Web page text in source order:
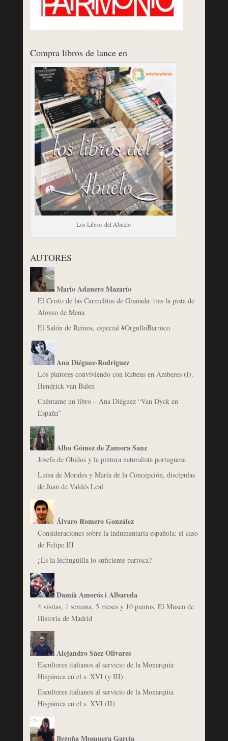
Compra libros de lance en
Los Libros del Abuelo
AUTORES
Mario Adanero Mazarío
El Cristo de las Carmelitas de Granada: tras la pista de
Alonso de Mena
El Salón de Reinos, especial #OrgulloBarroco
Ana Diéguez-Rodríguez
Los pintores conviviendo con Rubens en Amberes (I).
Hendrick van Balen
Cuéntame un libro – Ana Diéguez “Van Dyck en
España”
Alba Gómez de Zamora Sanz
Josefa de Óbidos y la pintura naturalista portuguesa
Luisa de Morales y María de la Concepción, discípulas
de Juan de Valdés Leal
Álvaro Romero González
Consideraciones sobre la indumentaria española: el caso
de Felipe III
¿Es la lechuguilla lo suficiente barroca?
Damià Amorós i Albareda
4 visitas, 1 semana, 5 meses y 10 puntos. El Museo de
Historia de Madrid
Alejandro Sáez Olivares
Escultores italianos al servicio de la Monarquía
Hispánica en el s. XVI (y III)
Escultores italianos al servicio de la Monarquía
Hispánica en el s. XVI (II)
Begoña Mosquera García